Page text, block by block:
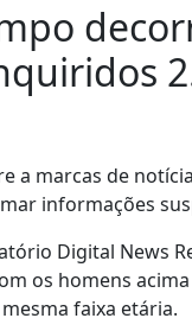
a marcas de
informações
Digital News
os homens
faixa etária.